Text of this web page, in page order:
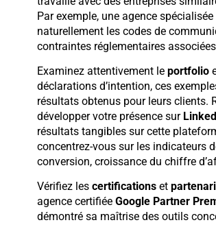
Par exemple, une agence
naturellement les codes de
contraintes réglementaires
Examinez attentivement le portfolio
déclarations d’intention, ces
résultats obtenus pour leurs clients.
développer votre présence sur
résultats tangibles sur cette
concentrez-vous sur les indicateurs
conversion, croissance du chiffre
Vérifiez les certificationset
agence certifiée Google Partner
démontré sa maîtrise des outils